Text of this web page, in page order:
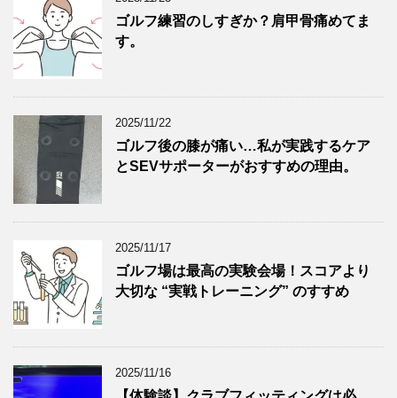
ゴルフ練習のしすぎか？肩甲骨痛めてま
す。
2025/11/22
ゴルフ後の膝が痛い…私が実践するケア
とSEVサポーターがおすすめの理由。
2025/11/17
ゴルフ場は最高の実験会場！スコアより
大切な “実戦トレーニング” のすすめ
2025/11/16